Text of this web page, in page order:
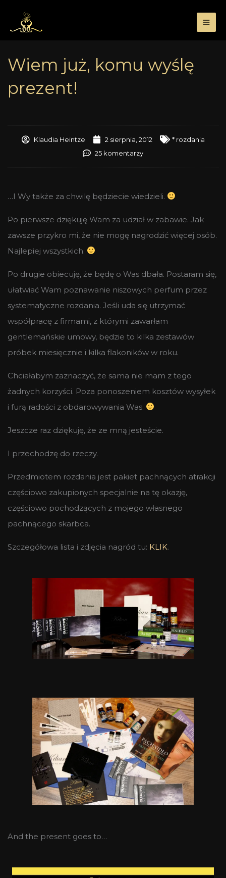
treści
Wiem już, komu wyślę
prezent!
Klaudia Heintze 2 sierpnia, 2012
* rozdania
25 komentarzy
…I Wy także za chwilę będziecie wiedzieli.
Po pierwsze dziękuję Wam za udział w zabawie. Jak
zawsze przykro mi, że nie mogę nagrodzić więcej osób.
Najlepiej wszystkich.
Po drugie obiecuję, że będę o Was dbała. Postaram się,
ułatwiać Wam poznawanie niszowych perfum przez
systematyczne rozdania. Jeśli uda się utrzymać
współpracę z firmami, z którymi zawarłam
gentlemańskie umowy, będzie to kilka zestawów
próbek miesięcznie i kilka flakoników w roku.
Chciałabym zaznaczyć, że sama nie mam z tego
żadnych korzyści. Poza ponoszeniem kosztów wysyłek
i furą radości z obdarowywania Was.
Jeszcze raz dziękuję, że ze mną jesteście.
I przechodzę do rzeczy.
Przedmiotem rozdania jest pakiet pachnących atrakcji
częściowo zakupionych specjalnie na tę okazję,
częściowo pochodzących z mojego własnego
pachnącego skarbca.
Szczegółowa lista i zdjęcia nagród tu: KLIK.
And the present goes to…